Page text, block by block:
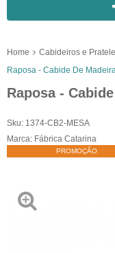
Home Cabideiros e
Raposa - Cabide De
Raposa -
Sku: 1374-CB2-MESA
Marca: Fábrica Catarina
PROMOÇÃO